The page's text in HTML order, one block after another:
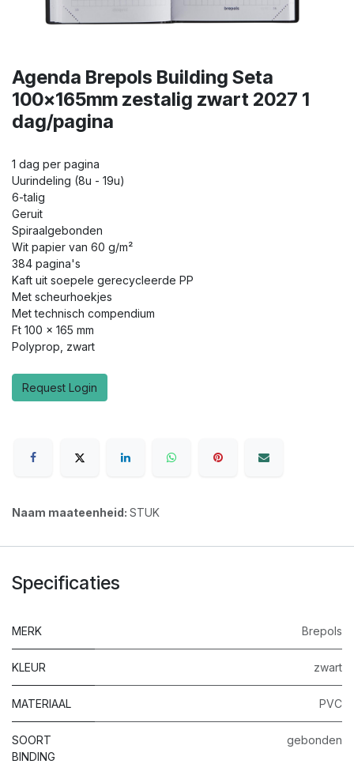
Agenda Brepols Building Seta
100x165mm zestalig zwart 2027 1
dag/pagina
1 dag per pagina
Uurindeling (8u - 19u)
6-talig
Geruit
Spiraalgebonden
Wit papier van 60 g/m²
384 pagina's
Kaft uit soepele gerecycleerde PP
Met scheurhoekjes
Met technisch compendium
Ft 100 x 165 mm
Polyprop, zwart
Request Login
Naam maateenheid: STUK
Specificaties
MERK Brepols
KLEUR zwart
MATERIAAL PVC
SOORT
BINDING
gebonden